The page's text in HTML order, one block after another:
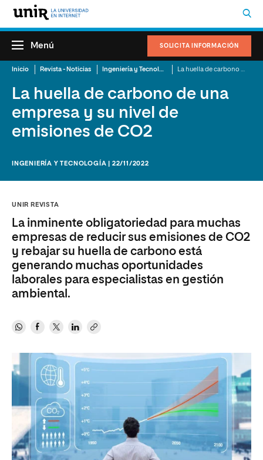
SOLICITA INFORMACIÓN
Menú
Inicio Revista - Noticias Ingeniería y Tecnología
La huella de carbono de una
empresa y su nivel de
emisiones de CO2
INGENIERÍA Y TECNOLOGÍA | 22/11/2022
UNIR REVISTA
La inminente obligatoriedad para muchas
empresas de reducir sus emisiones de CO2
y rebajar su huella de carbono está
generando muchas oportunidades
laborales para especialistas en gestión
ambiental.